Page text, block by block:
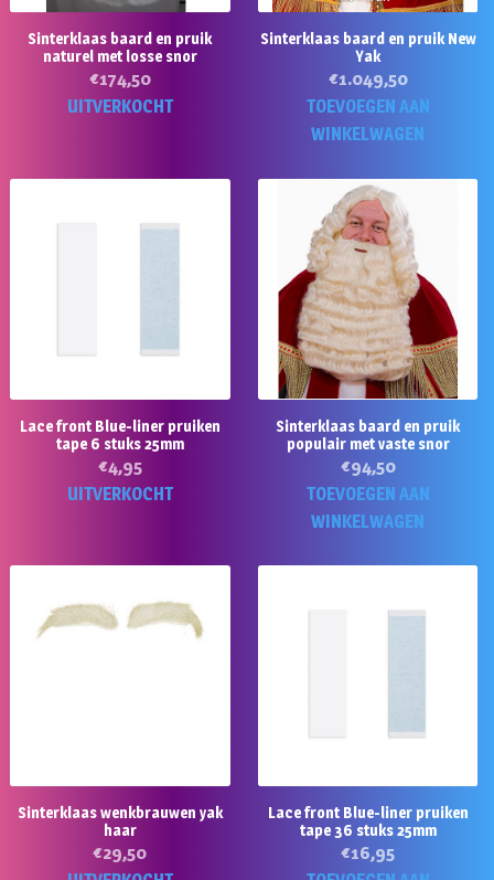
Sinterklaas baard en pruik
naturel met losse snor
€174,50
UITVERKOCHT
Sinterklaas baard en pruik New
Yak
€1.049,50
TOEVOEGEN AAN
WINKELWAGEN
Lace front Blue-liner pruiken
tape 6 stuks 25mm
€4,95
UITVERKOCHT
Sinterklaas baard en pruik
populair met vaste snor
€94,50
TOEVOEGEN AAN
WINKELWAGEN
Sinterklaas wenkbrauwen yak
haar
€29,50
Lace front Blue-liner pruiken
tape 36 stuks 25mm
€16,95